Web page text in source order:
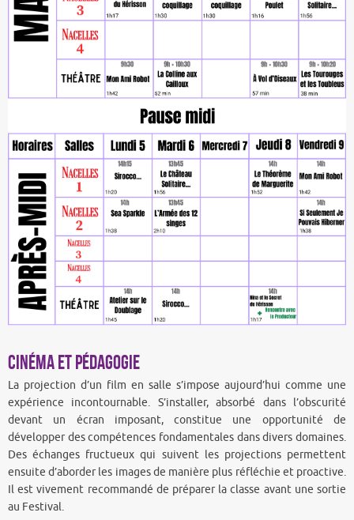
Cinéma et pédagogie
La projection d’un film en salle s’impose aujourd’hui comme une
expérience incontournable. S’installer, absorbé dans l’obscurité
devant un écran imposant, constitue une opportunité de
développer des compétences fondamentales dans divers domaines.
Des échanges fructueux qui suivent les projections permettent
ensuite d’aborder les images de manière plus réfléchie et proactive.
Il est vivement recommandé de préparer la classe avant une sortie
au Festival.